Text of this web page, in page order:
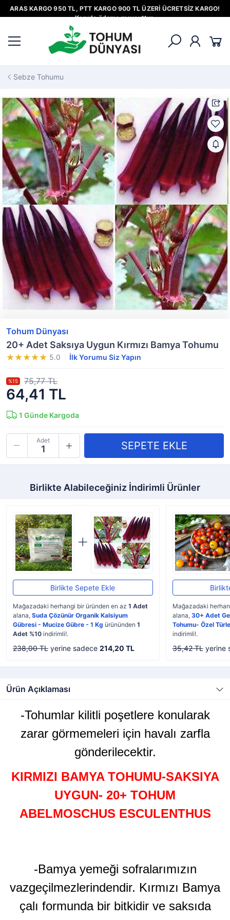
ARAS KARGO 950 TL, PTT KARGO 900 TL ÜZERİ ÜCRETSİZ KARGO!
Kapıda ödeme mevcuttur.
Sebze Tohumu
Tohum Dünyası
20+ Adet Saksıya Uygun Kırmızı Bamya Tohumu
5.0 İlk Yorumu Siz Yapın
64,41 TL
%15 75,77 TL
1 Günde Kargoda
Adet
Birlikte Alabileceğiniz İndirimli Ürünler
Birlikte Sepete Ekle
Mağazadaki herhangi bir üründen en az 1 Adet
alana, Suda Çözünür Organik Kalsiyum
Gübresi - Mucize Gübre - 1 Kg ürününden 1
Adet %10 indirimli!.
238,00 TL yerine sadece 214,20 TL
Mağazadaki
alana, 30+ Adet
Tohumu- Özel
indirimli!.
35,42 TLyerine
Ürün Açıklaması
-Tohumlar kilitli poşetlere konularak
zarar görmemeleri için havalı zarfla
gönderilecektir.
KIRMIZI BAMYA TOHUMU-SAKSIYA
UYGUN- 20+ TOHUM
ABELMOSCHUS ESCULENTHUS
-Bamya yemeği sofralarımızın
vazgeçilmezlerindendir. Kırmızı Bamya
çalı formunda bir bitkidir ve saksıda